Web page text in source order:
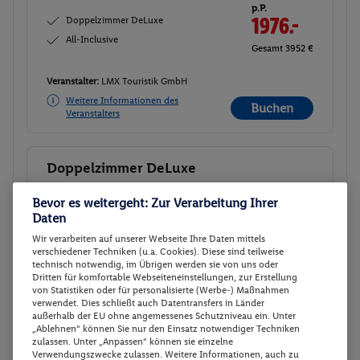
Doppelzimmer DeLuxe
All-Inclusive
p.P.
1976.-
Gesamt 3952 €
Veranstalter: LMX Touristik GmbH
Weitere Informationen des
Veranstalters
Buchen
Buchen
Doppelzimmer DeLuxe
Ab/ bis München (DE)
Doppelzimmer DeLuxe
All-Inclusive
p.P.
2001.-
Gesamt 4002 €
Veranstalter:LMX Touristik GmbH
Weitere Informationen des
Veranstalters
Bevor es weitergeht: Zur Verarbeitung Ihrer
Daten
Wir verarbeiten auf unserer Webseite Ihre Daten mittels
verschiedener Techniken (u.a. Cookies). Diese sind teilweise
technisch notwendig, im Übrigen werden sie von uns oder
Dritten für komfortable Webseiteneinstellungen, zur Erstellung
von Statistiken oder für personalisierte (Werbe-) Maßnahmen
verwendet. Dies schließt auch Datentransfers in Länder
außerhalb der EU ohne angemessenes Schutzniveau ein. Unter
„Ablehnen“ können Sie nur den Einsatz notwendiger Techniken
zulassen. Unter „Anpassen“ können sie einzelne
Verwendungszwecke zulassen. Weitere Informationen, auch zu